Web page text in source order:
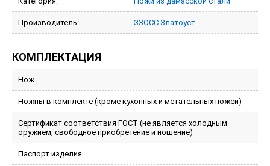
Производитель: ЗЗОСС Златоуст
КОМПЛЕКТАЦИЯ
Нож
Ножны в комплекте (кроме кухонных и метательных ножей)
Сертификат соответствия ГОСТ (не является холодным
оружием, свободное приобретение и ношение)
Паспорт изделия